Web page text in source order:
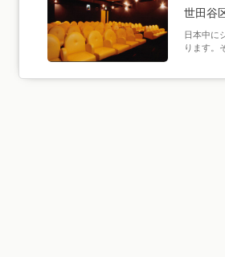
世田谷
日本中に
ります。